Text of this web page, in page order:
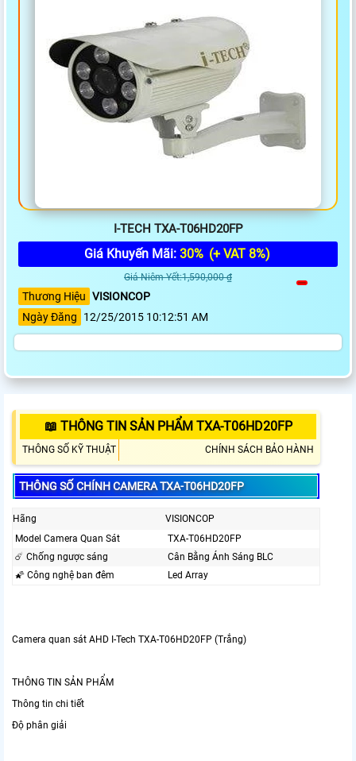
I-TECH TXA-T06HD20FP
Giá Khuyến Mãi: 30% (+ VAT 8%)
Giá Niêm Yết:1,590,000 ₫
Thương Hiệu VISIONCOP
Ngày Đăng
12/25/2015 10:12:51 AM
📖 THÔNG TIN SẢN PHẨM TXA-T06HD20FP
THÔNG SỐ KỸ THUẬT CHÍNH SÁCH BẢO HÀNH
THÔNG SỐ CHÍNH CAMERA TXA-T06HD20FP
Hãng
VISIONCOP
Model Camera Quan Sát
TXA-T06HD20FP
☄️ Chống ngược sáng
Cân Bằng Ánh Sáng BLC
🌠 Công nghệ ban đêm
Led Array
Camera quan sát AHD I-Tech TXA-T06HD20FP (Trắng)
THÔNG TIN SẢN PHẨM
Thông tin chi tiết
Độ phân giải